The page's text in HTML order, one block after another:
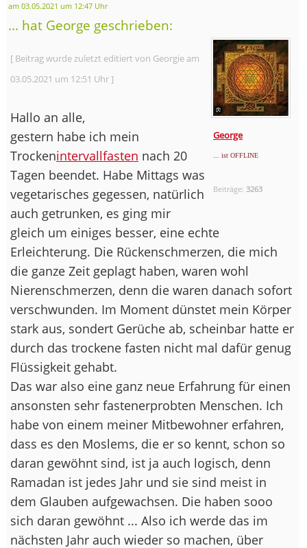
am 03.05.2021 um 12:47 Uhr
... hat George geschrieben:
George
... ist OFFLINE
Beiträge:3263
[ Beitrag wurde zuletzt editiert von Georgie am
03.05.2021 um 12:51 Uhr ]
Hallo an alle,
gestern habe ich mein
Trockenintervallfasten nach 20
Tagen beendet. Habe Mittags was
vegetarisches gegessen, natürlich
auch getrunken, es ging mir
gleich um einiges besser, eine echte
Erleichterung. Die Rückenschmerzen, die mich
die ganze Zeit geplagt haben, waren wohl
Nierenschmerzen, denn die waren danach sofort
verschwunden. Im Moment dünstet mein Körper
stark aus, sondert Gerüche ab, scheinbar hatte er
durch das trockene fasten nicht mal dafür genug
Flüssigkeit gehabt.
Das war also eine ganz neue Erfahrung für einen
ansonsten sehr fastenerprobten Menschen. Ich
habe von einem meiner Mitbewohner erfahren,
dass es den Moslems, die er so kennt, schon so
daran gewöhnt sind, ist ja auch logisch, denn
Ramadan ist jedes Jahr und sie sind meist in
dem Glauben aufgewachsen. Die haben sooo
sich daran gewöhnt ... Also ich werde das im
nächsten Jahr auch wieder so machen, über